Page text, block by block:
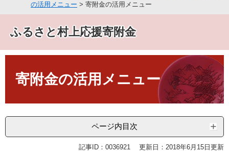
へ
の活用メニュー > 寄附金の活用メニュー
ふるさと村上応援寄附金
寄附金の活用メニュー
ページ内目次
記事ID：0036921 更新日：2018年6月15日更新